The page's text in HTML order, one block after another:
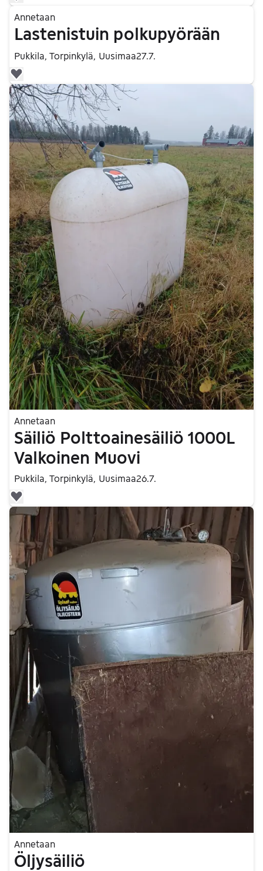
Siirry ilmoitukseen
Annetaan
Lastenistuin polkupyörään
Pukkila, Torpinkylä, Uusimaa27.7.
Siirry ilmoitukseen
Annetaan
Säiliö Polttoainesäiliö 1000L
Valkoinen Muovi
Pukkila, Torpinkylä, Uusimaa26.7.
Siirry ilmoitukseen
Annetaan
Öljysäiliö